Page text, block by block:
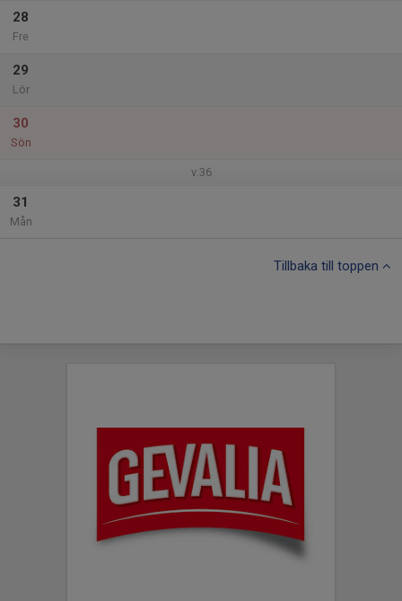
28
Fre
29
Lör
30
Sön
v.36
31
Mån
Tillbaka till toppen